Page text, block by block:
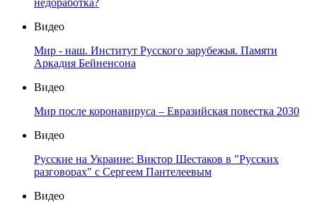
недоработка?
Видео
Мир - наш. Институт Русского зарубежья. Памяти
Аркадия Бейненсона
Видео
Мир после коронавируса – Евразийская повестка 2030
Видео
Русские на Украине: Виктор Шестаков в "Русских
разговорах" с Сергеем Пантелеевым
Видео